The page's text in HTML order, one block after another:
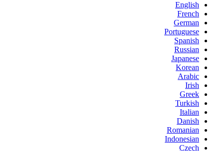
English
French
German
Portuguese
Spanish
Russian
Japanese
Korean
Arabic
Irish
Greek
Turkish
Italian
Danish
Romanian
Indonesian
Czech